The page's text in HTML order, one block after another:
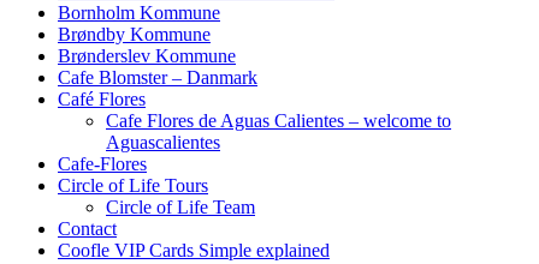
Bornholm Kommune
Brøndby Kommune
Brønderslev Kommune
Cafe Blomster – Danmark
Café Flores
Cafe Flores de Aguas Calientes – welcome to
Aguascalientes
Cafe-Flores
Circle of Life Tours
Circle of Life Team
Contact
Coofle VIP Cards Simple explained